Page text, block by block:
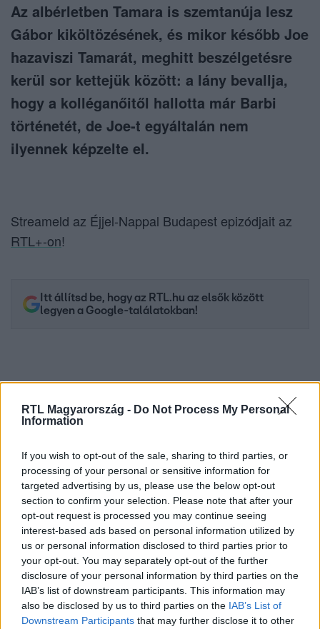
RTL Magyarország - Do Not Process My Personal
Information
If you wish to opt-out of the sale, sharing to third parties, or
processing of your personal or sensitive information for
targeted advertising by us, please use the below opt-out
section to confirm your selection. Please note that after your
opt-out request is processed you may continue seeing
interest-based ads based on personal information utilized by
us or personal information disclosed to third parties prior to
your opt-out. You may separately opt-out of the further
disclosure of your personal information by third parties on the
IAB’s list of downstream participants. This information may
also be disclosed by us to third parties on the IAB’s List of
Downstream Participants that may further disclose it to other
Az albérletben Tamara is szemtanúja lesz
Gábor kiköltözésének, és mikor később Joe
hazaviszi Tamarát, meghitt beszélgetésre
kerül sor kettejük között: a lány bevallja,
hogy a kolléganőitől hallotta már Barbi
történetét, de Joe-t egyáltalán nem
ilyennek képzelte el.
Streameld az Éjjel-Nappal Budapest epizódjait az
RTL+-on!
Itt állítsd be, hogy az RTL.hu az elsők között
legyen a Google-találatokban!
Kövess minket, és értesülj a friss hírekről a
Facebookon is!